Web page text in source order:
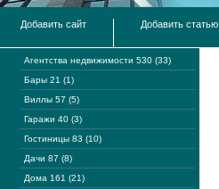
Добавить сайт Добавить статью
Агентства недвижимости 530 (33)
Бары 21 (1)
Виллы 57 (5)
Гаражи 40 (3)
Гостиницы 83 (10)
Дачи 87 (8)
Дома 161 (21)